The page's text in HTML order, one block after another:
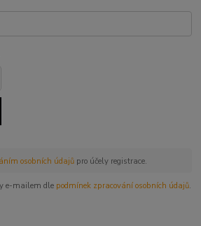
osobních údajůpro účely registrace.
e-mailem dle podmínek zpracování osobních údajů.